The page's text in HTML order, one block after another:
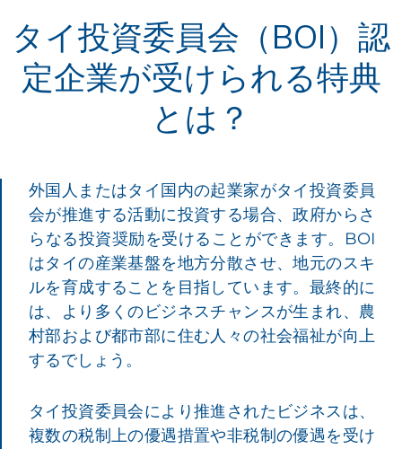
タイ投資委員会（BOI）認
定企業が受けられる特典
とは？
外国人またはタイ国内の起業家がタイ投資委員
会が推進する活動に投資する場合、政府からさ
らなる投資奨励を受けることができます。BOI
はタイの産業基盤を地方分散させ、地元のスキ
ルを育成することを目指しています。最終的に
は、より多くのビジネスチャンスが生まれ、農
村部および都市部に住む人々の社会福祉が向上
するでしょう。
タイ投資委員会により推進されたビジネスは、
複数の税制上の優遇措置や非税制の優遇を受け